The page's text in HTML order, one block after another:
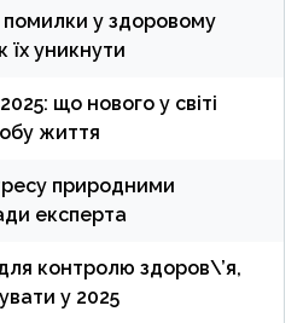
у здоровому
їх уникнути
що нового у світі
життя
природними
експерта
контролю здоров\’я,
у 2025